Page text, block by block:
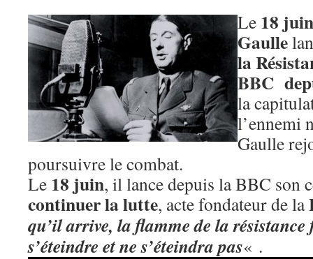
Le 18
Gaulle
la
BBC
la
l’ennemi
Gaulle
poursuivre le combat.
Le 18 juin, il lance depuis la BBC son
continuer la lutte, acte fondateur de la
qu’il arrive, la flamme de la
s’éteindre et ne s’éteindra pas« .